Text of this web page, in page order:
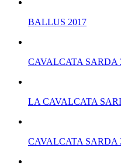
BALLUS 2017
CAVALCATA SARDA
LA CAVALCATA
CAVALCATA SARDA